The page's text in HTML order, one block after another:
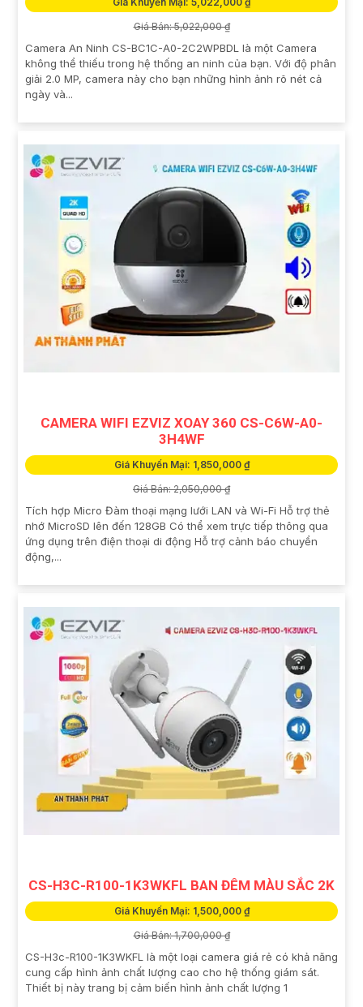
Giá Bán: 5,022,000 ₫
Camera An Ninh CS-BC1C-A0-2C2WPBDL là một Camera
không thể thiếu trong hệ thống an ninh của bạn. Với độ phân
giải 2.0 MP, camera này cho bạn những hình ảnh rõ nét cả
ngày và...
CAMERA WIFI EZVIZ XOAY 360 CS-C6W-A0-
3H4WF
Giá Khuyến Mại: 1,850,000 ₫
Giá Bán: 2,050,000 ₫
Tích hợp Micro Đàm thoại mạng lưới LAN và Wi-Fi Hỗ trợ thẻ
nhớ MicroSD lên đến 128GB Có thể xem trực tiếp thông qua
ứng dụng trên điện thoại di động Hỗ trợ cảnh báo chuyển
động,...
CS-H3C-R100-1K3WKFL BAN ĐÊM MÀU SẮC 2K
Giá Khuyến Mại: 1,500,000 ₫
Giá Bán: 1,700,000 ₫
CS-H3c-R100-1K3WKFL là một loại camera giá rẻ có khả năng
cung cấp hình ảnh chất lượng cao cho hệ thống giám sát.
Thiết bị này trang bị cảm biến hình ảnh chất lượng 1